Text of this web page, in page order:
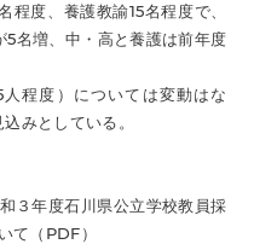
度、養護教諭15名程度で、
名増、中・高と養護は前年度
程度）については変動はな
みとしている。
３年度石川県公立学校教員採
て（PDF）